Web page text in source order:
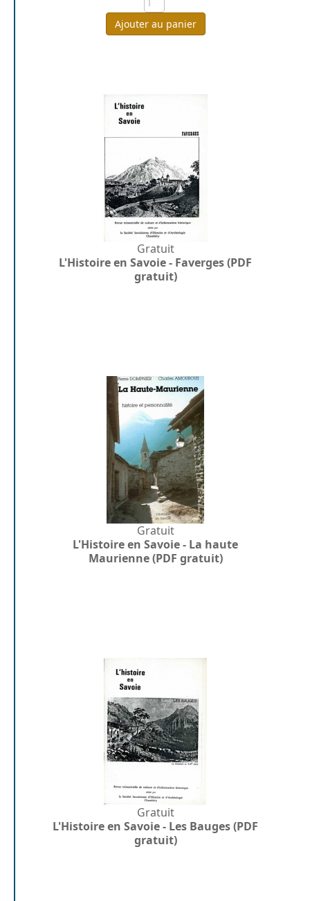
Ajouter au panier
Gratuit
L'Histoire en Savoie - Faverges (PDF
gratuit)
Gratuit
L'Histoire en Savoie - La haute
Maurienne (PDF gratuit)
Gratuit
L'Histoire en Savoie - Les Bauges (PDF
gratuit)